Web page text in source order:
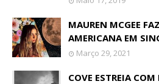
MAUREN MCGEE
AMERICANA EM
Março 29, 2021
COVE ESTREIA